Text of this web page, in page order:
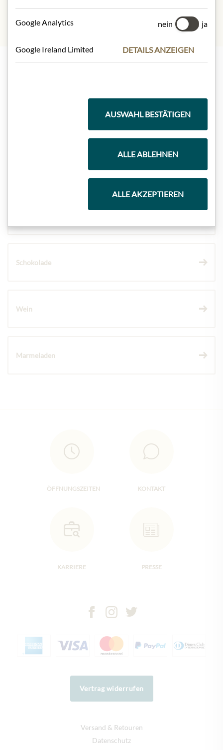
Schokolade
Wein
Marmeladen
ÖFFNUNGSZEITEN KONTAKT
KARRIERE PRESSE
Vertrag widerrufen
Versand & Retouren
Datenschutz
Google Analytics nein ja
Google Ireland Limited DETAILS ANZEIGEN
AUSWAHL BESTÄTIGEN
ALLE ABLEHNEN
ALLE AKZEPTIEREN